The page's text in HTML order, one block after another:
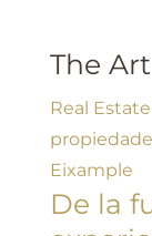
The
Real
Eixample
De la